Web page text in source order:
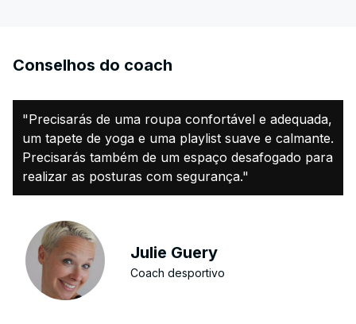
Conselhos do coach
"Precisarás de uma roupa confortável e adequada,
um tapete de yoga e uma playlist suave e calmante.
Precisarás também de um espaço desafogado para
realizar as posturas com segurança."
Julie Guery
Coach desportivo